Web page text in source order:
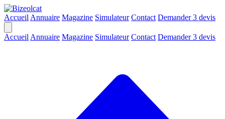
Accueil Annuaire Magazine Simulateur Contact Demander 3 devis
Accueil Annuaire Magazine Simulateur Contact Demander 3 devis